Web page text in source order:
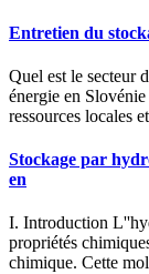
Entretien du
Quel est le secteur
énergie en
ressources locales
Stockage par
en
I. Introduction
propriétés
chimique. Cette